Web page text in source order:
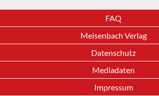
FAQ
Meisenbach Verlag
Datenschutz
Mediadaten
Impressum